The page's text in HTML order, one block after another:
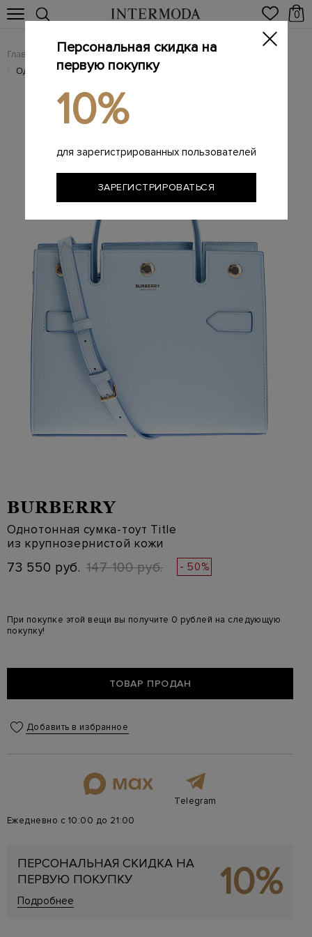
0
Главная Женщинам / Женские сумки из натуральной кожи
/ Однотонная сумка-тоут Title из&nbsp;крупнозернистой кожи
BURBERRY
Однотонная сумка-тоут Title
из крупнозернистой кожи
73 550 руб. 147 100 руб. - 50%
При покупке этой вещи вы получите 0 рублей на следующую
покупку!
ТОВАР ПРОДАН
Добавить в избранное
Telegram
Ежедневно с 10:00 до 21:00
ПЕРСОНАЛЬНАЯ СКИДКА НА
ПЕРВУЮ ПОКУПКУ
Подробнее 10%
Персональная скидка на
первую покупку
10%
для зарегистрированных пользователей
ЗАРЕГИСТРИРОВАТЬСЯ